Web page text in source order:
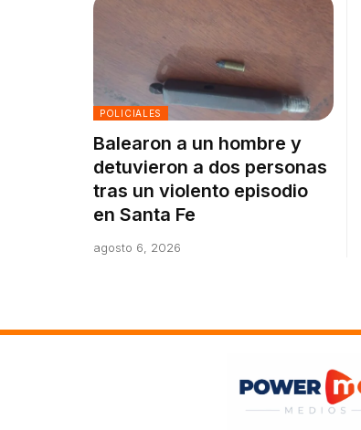
POLICIALES
Balearon a un hombre y
detuvieron a dos personas
tras un violento episodio
en Santa Fe
agosto 6, 2026